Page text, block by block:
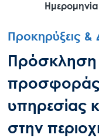
Προκηρύξεις &
προσφοράς
υπηρεσίας
στην